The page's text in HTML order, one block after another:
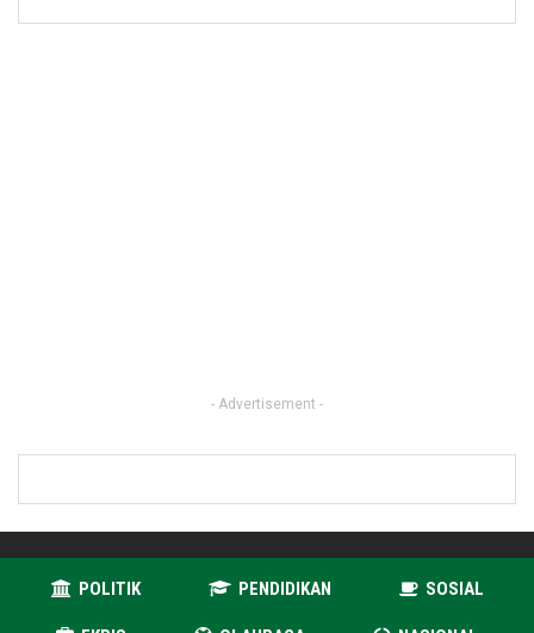
- Advertisement -
POLITIK PENDIDIKAN SOSIAL